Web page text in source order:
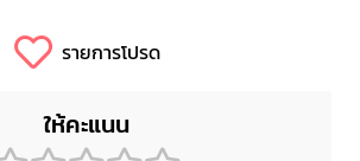
รายการโปรด
ให้คะแนน